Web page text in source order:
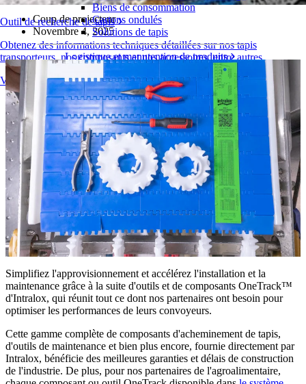
Outil de recherche de tapis
Obtenez des informations techniques détaillées sur nos tapis
transporteurs, nos composants et nos accessoires, entre autres
Vue d'ensemble des produits
Biens de consommation
Cartons ondulés
Solutions de tapis
Logistique et manutention de produits
E-commerce et distribution
Colis et courrier
Automobile et pneus
Pneu
Automobile
Batteries de véhicules électriques
Industriel
Présentation des industries
Coup de projecteur
Novembre 4, 2025
Simplifiez l'approvisionnement et accélérez l'installation et la
maintenance grâce à la suite d'outils et de composants OneTrack™
d'Intralox, qui réunit tout ce dont nos partenaires ont besoin pour
optimiser les performances de leurs convoyeurs.
Cette gamme complète de composants d'acheminement de tapis,
d'outils de maintenance et bien plus encore, fournie directement par
Intralox, bénéficie des meilleures garanties et délais de construction
de l'industrie. De plus, pour nos partenaires de l'agroalimentaire,